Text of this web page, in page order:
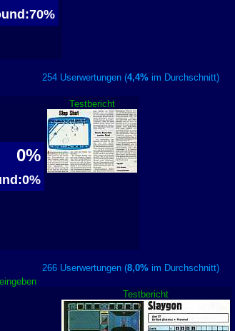
254 Userwertungen (4,4% im
Testbericht
0%
266 Userwertungen (8,0% im
Testbericht